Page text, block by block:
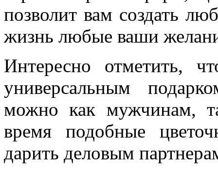
позволит вам создать
жизнь любые ваши
Интересно отметить,
универсальным
можно как мужчинам,
время подобные
дарить деловым